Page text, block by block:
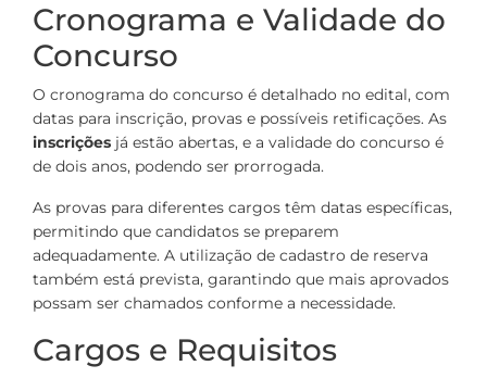
Cronograma e Validade do
Concurso
O cronograma do concurso é detalhado no edital, com
datas para inscrição, provas e possíveis retificações. As
inscrições já estão abertas, e a validade do concurso é
de dois anos, podendo ser prorrogada.
As provas para diferentes cargos têm datas específicas,
permitindo que candidatos se preparem
adequadamente. A utilização de cadastro de reserva
também está prevista, garantindo que mais aprovados
possam ser chamados conforme a necessidade.
Cargos e Requisitos